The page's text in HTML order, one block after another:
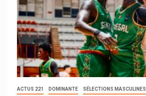
ACTUS 221 DOMINANTE
SÉLECTIONS MASCULINES